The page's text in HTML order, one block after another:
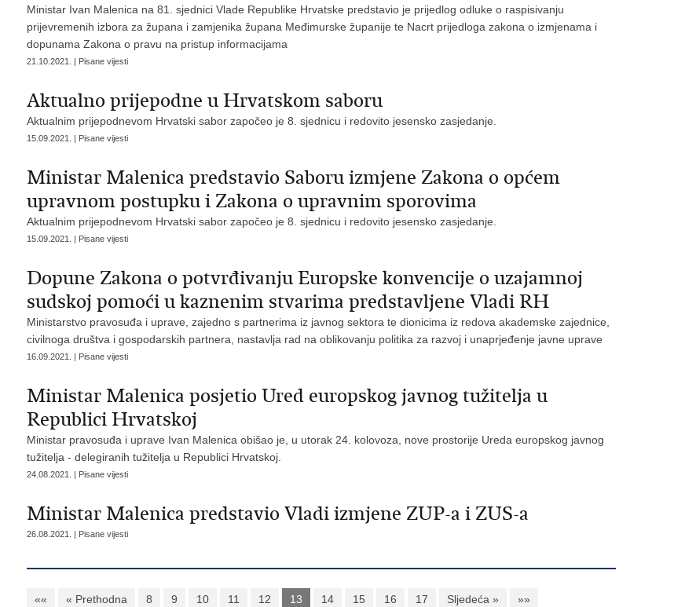
Ministar Ivan Malenica na 81. sjednici Vlade Republike Hrvatske predstavio je prijedlog odluke o raspisivanju
prijevremenih izbora za župana i zamjenika župana Međimurske županije te Nacrt prijedloga zakona o izmjenama i
dopunama Zakona o pravu na pristup informacijama
21.10.2021. | Pisane vijesti
Aktualno prijepodne u Hrvatskom saboru
Aktualnim prijepodnevom Hrvatski sabor započeo je 8. sjednicu i redovito jesensko zasjedanje.
15.09.2021. | Pisane vijesti
Ministar Malenica predstavio Saboru izmjene Zakona o općem
upravnom postupku i Zakona o upravnim sporovima
Aktualnim prijepodnevom Hrvatski sabor započeo je 8. sjednicu i redovito jesensko zasjedanje.
15.09.2021. | Pisane vijesti
Dopune Zakona o potvrđivanju Europske konvencije o uzajamnoj
sudskoj pomoći u kaznenim stvarima predstavljene Vladi RH
Ministarstvo pravosuđa i uprave, zajedno s partnerima iz javnog sektora te dionicima iz redova akademske zajednice,
civilnoga društva i gospodarskih partnera, nastavlja rad na oblikovanju politika za razvoj i unaprjeđenje javne uprave
16.09.2021. | Pisane vijesti
Ministar Malenica posjetio Ured europskog javnog tužitelja u
Republici Hrvatskoj
Ministar pravosuđa i uprave Ivan Malenica obišao je, u utorak 24. kolovoza, nove prostorije Ureda europskog javnog
tužitelja - delegiranih tužitelja u Republici Hrvatskoj.
24.08.2021. | Pisane vijesti
Ministar Malenica predstavio Vladi izmjene ZUP-a i ZUS-a
26.08.2021. | Pisane vijesti
«« « Prethodna 8 9 10 11 12 13 14 15 16 17 Sljedeća » »»